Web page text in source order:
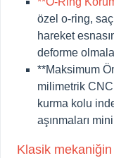
özel o-ring,
hareket
deforme
**Maksimum
milimetrik
kurma kolu
aşınmaları
Klasik